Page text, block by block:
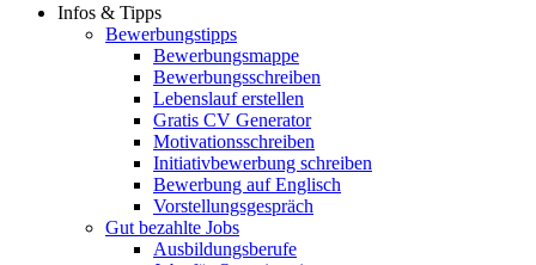
Infos & Tipps
Bewerbungstipps
Bewerbungsmappe
Bewerbungsschreiben
Lebenslauf erstellen
Gratis CV Generator
Motivationsschreiben
Initiativbewerbung schreiben
Bewerbung auf Englisch
Vorstellungsgespräch
Gut bezahlte Jobs
Ausbildungsberufe